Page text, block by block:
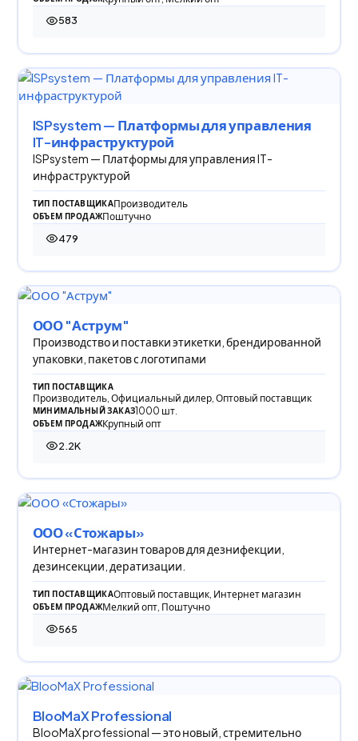
583
583 просмотра
ISPsystem — Платформы для управления
IT-инфраструктурой
ISPsystem — Платформы для управления IT-
инфраструктурой
ТИП ПОСТАВЩИКАПроизводитель
ОБЪЕМ ПРОДАЖПоштучно
479
479 просмотров
ООО "Аструм"
Производство и поставки этикетки, брендированной
упаковки, пакетов с логотипами
ТИП ПОСТАВЩИКА
Производитель, Официальный дилер, Оптовый поставщик
МИНИМАЛЬНЫЙ ЗАКАЗ1000 шт.
ОБЪЕМ ПРОДАЖКрупный опт
2.2K
2 202 просмотра
ООО «Стожары»
Интернет-магазин товаров для дезнифекции,
дезинсекции, дератизации.
ТИП ПОСТАВЩИКАОптовый поставщик, Интернет магазин
ОБЪЕМ ПРОДАЖМелкий опт, Поштучно
565
565 просмотров
BlooMaX Professional
BlooMaX professional — это новый, стремительно